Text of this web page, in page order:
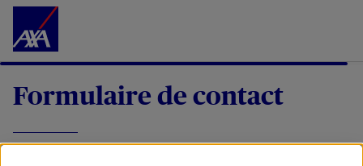
Accéder au Contenu
Formulaire de contact